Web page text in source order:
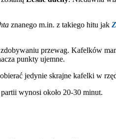
znanego m.in. z takiego hitu jak
przewag. Kafelków
punkty ujemne.
jedynie skrajne kafelki w
wynosi około 20-30 minut.